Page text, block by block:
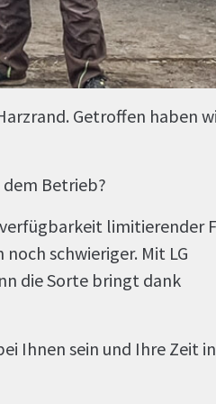
Getroffen haben
Betrieb?
limitierender
schwieriger. Mit LG
die Sorte bringt dank
Ihnen sein und Ihre Zeit